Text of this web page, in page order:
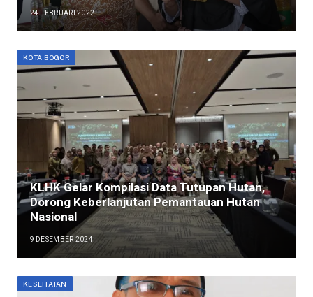
24 FEBRUARI 2022
KOTA BOGOR
KLHK Gelar Kompilasi Data Tutupan Hutan,
Dorong Keberlanjutan Pemantauan Hutan
Nasional
9 DESEMBER 2024
KESEHATAN